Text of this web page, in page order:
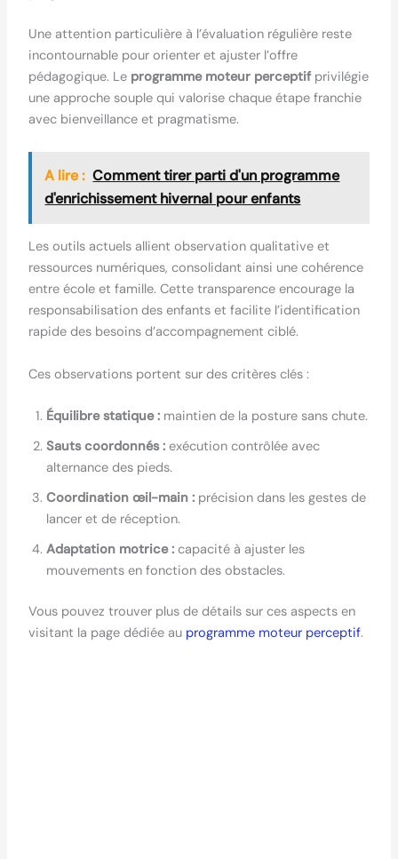
Une attention particulière à l’évaluation régulière reste
incontournable pour orienter et ajuster l’offre
pédagogique. Le programme moteur perceptifprivilégie
une approche souple qui valorise chaque étape franchie
avec bienveillance et pragmatisme.
A lire : Comment tirer parti d'un programme
d'enrichissement hivernal pour enfants
Les outils actuels allient observation qualitative et
ressources numériques, consolidant ainsi une cohérence
entre école et famille. Cette transparence encourage la
responsabilisation des enfants et facilite l’identification
rapide des besoins d’accompagnement ciblé.
Ces observations portent sur des critères clés :
Équilibre statique :maintien de la posture sans chute.
Sauts coordonnés :exécution contrôlée avec
alternance des pieds.
Coordination œil-main :précision dans les gestes de
lancer et de réception.
Adaptation motrice :capacité à ajuster les
mouvements en fonction des obstacles.
Vous pouvez trouver plus de détails sur ces aspects en
visitant la page dédiée au programme moteur perceptif.